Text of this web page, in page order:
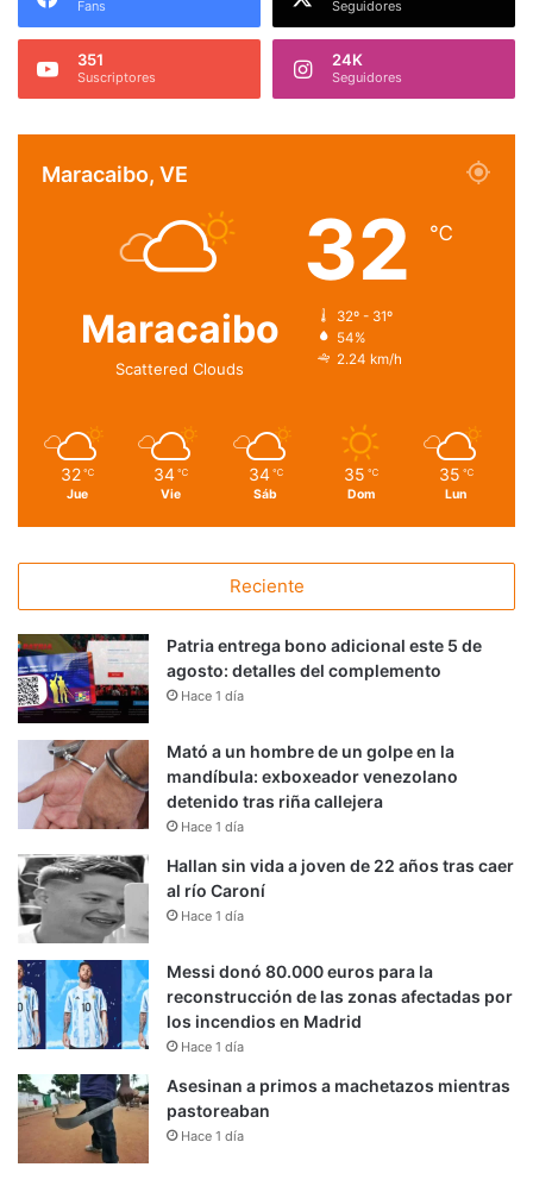
Fans Seguidores
351
Suscriptores
24K
Seguidores
Maracaibo, VE
Maracaibo
Scattered Clouds
32 ℃
32º - 31º
54%
2.24 km/h
32 ℃
Jue
34 ℃
Vie
34 ℃
Sáb
35 ℃
Dom
35 ℃
Lun
Reciente
Patria entrega bono adicional este 5 de
agosto: detalles del complemento
Hace 1 día
Mató a un hombre de un golpe en la
mandíbula: exboxeador venezolano
detenido tras riña callejera
Hace 1 día
Hallan sin vida a joven de 22 años tras caer
al río Caroní
Hace 1 día
Messi donó 80.000 euros para la
reconstrucción de las zonas afectadas por
los incendios en Madrid
Hace 1 día
Asesinan a primos a machetazos mientras
pastoreaban
Hace 1 día